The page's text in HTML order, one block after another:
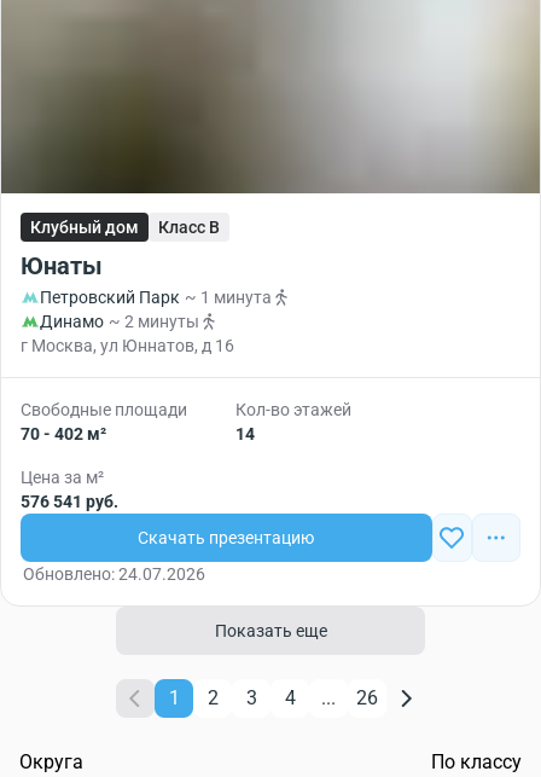
Клубный дом Класс B
Юнаты
Петровский Парк ~ 1 минута
Динамо ~ 2 минуты
г Москва, ул Юннатов, д 16
Свободные площади
70 - 402 м²
Кол-во этажей
14
Цена за м²
576 541 руб.
Скачать презентацию
Обновлено: 24.07.2026
Показать еще
1 2 3 4 ... 26
Округа
По классу